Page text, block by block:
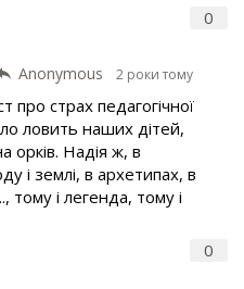
0
Anonymous 2 роки тому
0
про страх педагогічної
ловить наших дітей,
орків. Надія ж, в
і землі, в архетипах, в
тому і легенда, тому і